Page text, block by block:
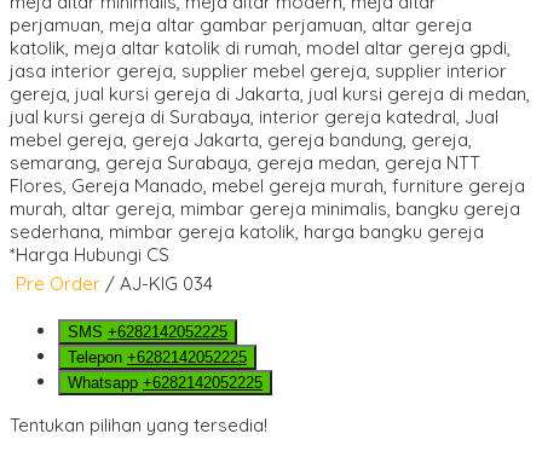
*Harga Hubungi CS
Pre Order / AJ-KIG 034
SMS +6282142052225
Telepon +6282142052225
Whatsapp +6282142052225
Tentukan pilihan yang tersedia!